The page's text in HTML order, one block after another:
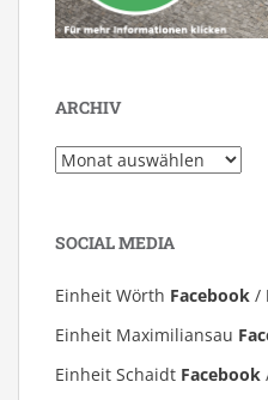
ARCHIV
Archiv
SOCIAL MEDIA
Einheit Wörth Facebook /
Einheit Maximiliansau
Einheit Schaidt Facebook